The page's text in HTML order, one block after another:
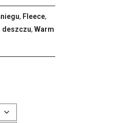
, Fleece,
deszczu,Warm